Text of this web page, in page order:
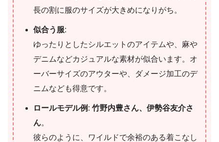
長の割に服のサイズが大きめになりがち。
似合う服:
ゆったりとしたシルエットのアイテムや、麻や
デニムなどカジュアルな素材が似合います。オ
ーバーサイズのアウターや、ダメージ加工のデ
ニムなども得意です。
ロールモデル例 : 竹野内豊さん、伊勢谷友介さ
ん。
彼らのように、ワイルドで余裕のある着こなし